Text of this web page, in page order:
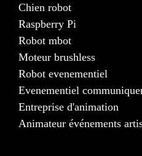
Chien robot
Raspberry Pi
Robot mbot
Moteur brushless
Robot evenementiel
Evenementiel
Entreprise d'animation
Animateur événements